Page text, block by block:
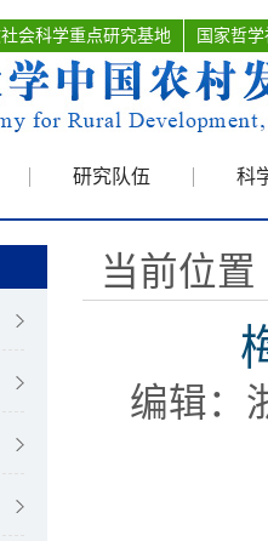
会科学重点研究基地 国家哲
研究队伍 科
当前位置
编辑：